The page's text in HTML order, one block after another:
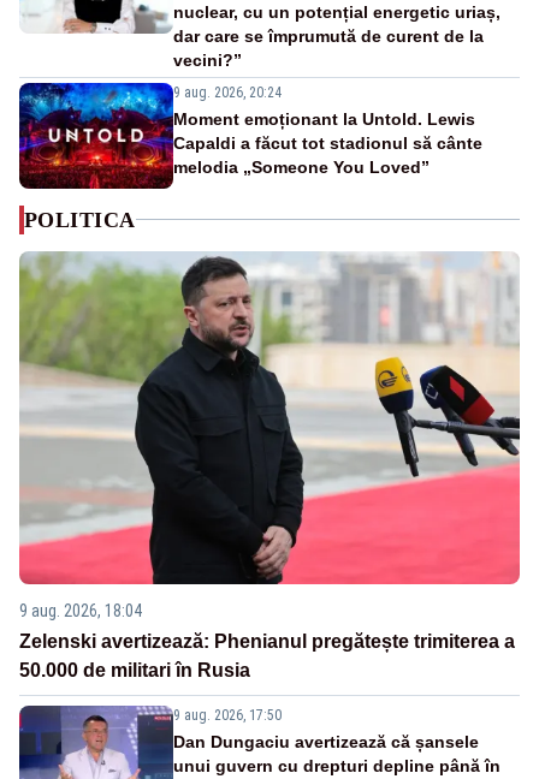
nuclear, cu un potențial energetic uriaș,
dar care se împrumută de curent de la
vecini?”
9 aug. 2026, 20:24
Moment emoționant la Untold. Lewis
Capaldi a făcut tot stadionul să cânte
melodia „Someone You Loved”
POLITICA
9 aug. 2026, 18:04
Zelenski avertizează: Phenianul pregătește trimiterea a
50.000 de militari în Rusia
9 aug. 2026, 17:50
Dan Dungaciu avertizează că șansele
unui guvern cu drepturi depline până în